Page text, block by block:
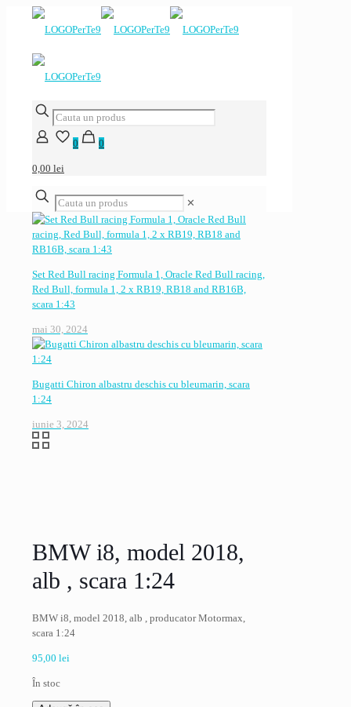
0 0
0,00 lei
✕
Set Red Bull racing Formula 1, Oracle Red Bull racing,
Red Bull, formula 1, 2 x RB19, RB18 and RB16B,
scara 1:43
mai 30, 2024
Bugatti Chiron albastru deschis cu bleumarin, scara
1:24
iunie 3, 2024
BMW i8, model 2018,
alb , scara 1:24
BMW i8, model 2018, alb , producator Motormax,
scara 1:24
95,00 lei
În stoc